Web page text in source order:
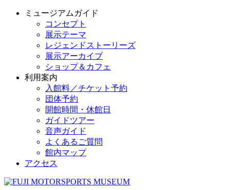
ミュージアムガイド
コンセプト
展示テーマ
レジェンドストーリーズ
展示アーカイブ
ショップ＆カフェ
利用案内
入館料／チケット予約
団体予約
開館時間・休館日
ガイドツアー
音声ガイド
よくあるご質問
館内マップ
アクセス